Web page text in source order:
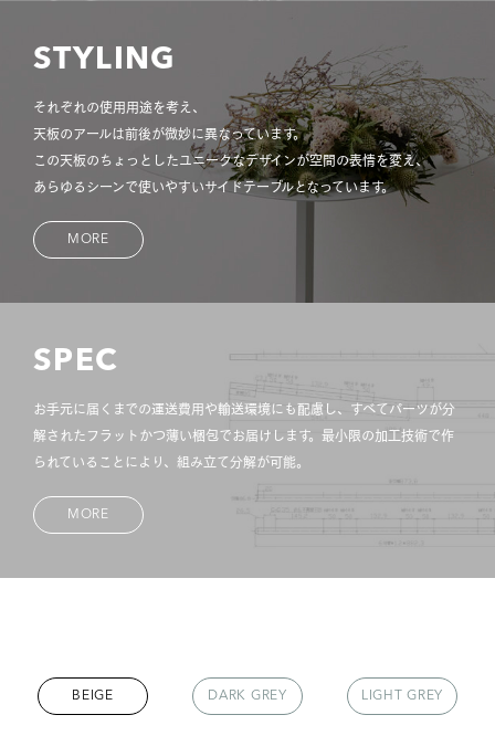
STYLING
それぞれの使用用途を考え、
天板のアールは前後が微妙に異なっています。
この天板のちょっとしたユニークなデザインが空間の表情を変え、
あらゆるシーンで使いやすいサイドテーブルとなっています。
MORE
SPEC
お手元に届くまでの運送費用や輸送環境にも配慮し、すべてパーツが分
解されたフラットかつ薄い梱包でお届けします。最小限の加工技術で作
られていることにより、組み立て分解が可能。
MORE
BEIGE DARK GREY LIGHT GREY